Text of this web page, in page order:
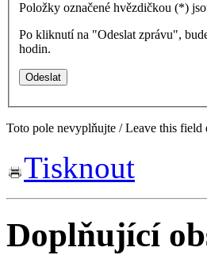
Položky označené hvězdičkou (*)
Po kliknutí na "Odeslat zprávu",
hodin.
Toto pole nevyplňujte / Leave this field
Tisknout
Doplňující